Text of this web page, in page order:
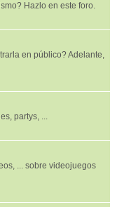
Hazlo en este foro.
en público? Adelante,
partys, ...
... sobre videojuegos